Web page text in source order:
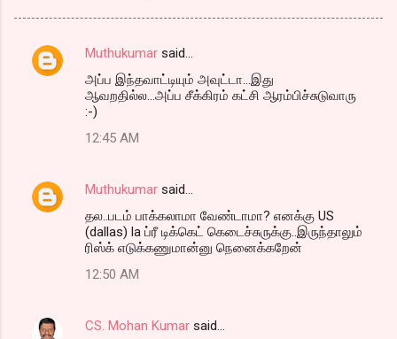
C
n
t
Muthukumar said…
அப்ப இந்தவாட்டியும் அவுட்டா...இது
ஆவறதில்ல...அப்ப சீக்கிரம் கட்சி ஆரம்பிச்சுடுவாரு
:-)
12:45 AM
Muthukumar said…
தல..படம் பாக்கலாமா வேண்டாமா? எனக்கு US
(dallas) la ப்ரீ டிக்கெட் கெடைச்சுருக்கு..இருந்தாலும்
ரிஸ்க் எடுக்கணுமான்னு நெனைக்கறேன்
12:50 AM
CS. Mohan Kumar said…